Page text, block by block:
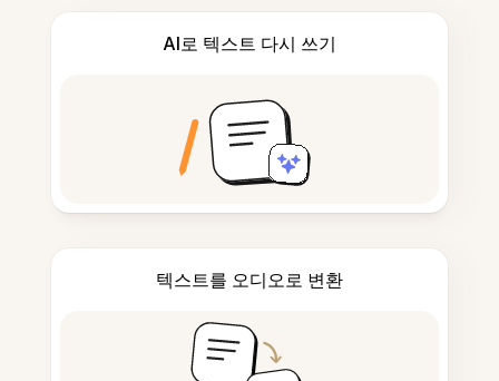
AI로 텍스트 다시 쓰기
텍스트를 오디오로 변환